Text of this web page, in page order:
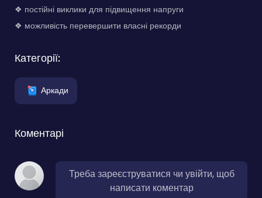
❖ постійні виклики для підвищення напруги
❖ можливість перевершити власні рекорди
Категорії:
Аркади
Коментарі
Треба зареєструватися чи увійти, щоб
написати коментар